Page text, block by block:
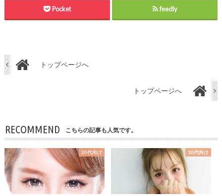
Pocket feedly
トップページへ
トップページへ
RECOMMEND こちらの記事も人気です。
20代向け 10代向け